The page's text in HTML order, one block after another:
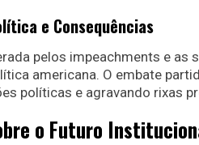
e Consequências
pelos impeachments e as
americana. O embate
políticas e agravando rixas
o Futuro